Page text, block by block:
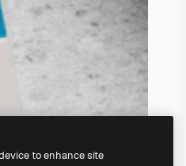
to enhance site